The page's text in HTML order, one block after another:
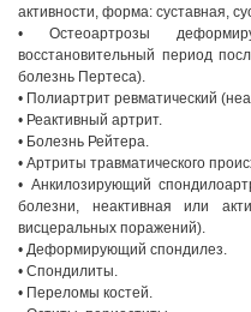
активности, форма: суставная,
• Остеоартрозы
восстановительный период
болезнь Пертеса).
• Полиартрит ревматический
• Реактивный артрит.
• Болезнь Рейтера.
• Артриты травматического
• Анкилозирующий
болезни, неактивная или
висцеральных поражений).
• Деформирующий спондилез.
• Спондилиты.
• Переломы костей.